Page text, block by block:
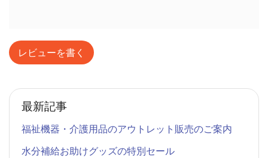
レビューを書く
最新記事
福祉機器・介護用品のアウトレット販売のご案内
水分補給お助けグッズの特別セール